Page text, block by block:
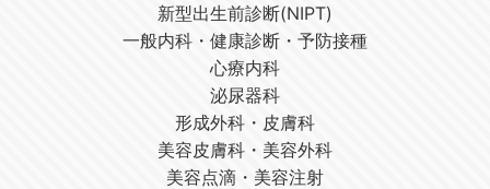
新型出生前診断(NIPT)
一般内科・健康診断・予防接種
心療内科
泌尿器科
形成外科・皮膚科
美容皮膚科・美容外科
美容点滴・美容注射